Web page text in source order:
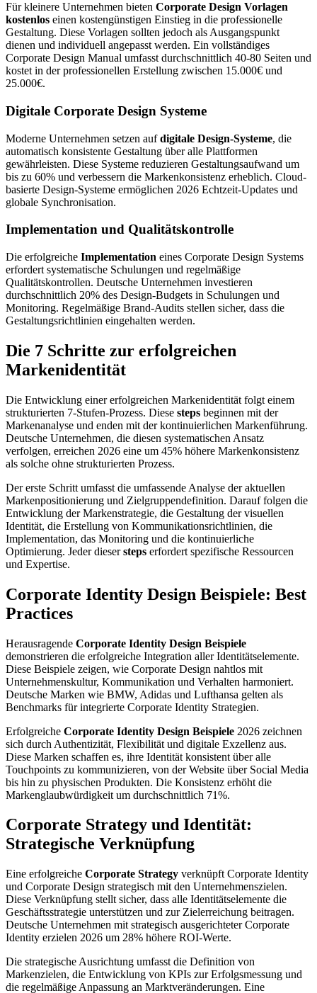
Für kleinere Unternehmen bieten Corporate Design Vorlagen
kostenlos einen kostengünstigen Einstieg in die professionelle
Gestaltung. Diese Vorlagen sollten jedoch als Ausgangspunkt
dienen und individuell angepasst werden. Ein vollständiges
Corporate Design Manual umfasst durchschnittlich 40-80 Seiten und
kostet in der professionellen Erstellung zwischen 15.000€ und
25.000€.
Digitale Corporate Design Systeme
Moderne Unternehmen setzen aufdigitale Design-Systeme, die
automatisch konsistente Gestaltung über alle Plattformen
gewährleisten. Diese Systeme reduzieren Gestaltungsaufwand um
bis zu 60% und verbessern die Markenkonsistenz erheblich. Cloud-
basierte Design-Systeme ermöglichen 2026 Echtzeit-Updates und
globale Synchronisation.
Implementation und Qualitätskontrolle
Die erfolgreiche Implementation eines Corporate Design Systems
erfordert systematische Schulungen und regelmäßige
Qualitätskontrollen. Deutsche Unternehmen investieren
durchschnittlich 20% des Design-Budgets in Schulungen und
Monitoring. Regelmäßige Brand-Audits stellen sicher, dass die
Gestaltungsrichtlinien eingehalten werden.
Die 7 Schritte zur erfolgreichen
Markenidentität
Die Entwicklung einer erfolgreichen Markenidentität folgt einem
strukturierten 7-Stufen-Prozess. Diese steps beginnen mit der
Markenanalyse und enden mit der kontinuierlichen Markenführung.
Deutsche Unternehmen, die diesen systematischen Ansatz
verfolgen, erreichen 2026 eine um 45% höhere Markenkonsistenz
als solche ohne strukturierten Prozess.
Der erste Schritt umfasst die umfassende Analyse der aktuellen
Markenpositionierung und Zielgruppendefinition. Darauf folgen die
Entwicklung der Markenstrategie, die Gestaltung der visuellen
Identität, die Erstellung von Kommunikationsrichtlinien, die
Implementation, das Monitoring und die kontinuierliche
Optimierung. Jeder diesersteps erfordert spezifische Ressourcen
und Expertise.
Corporate Identity Design Beispiele: Best
Practices
Herausragende Corporate Identity Design Beispiele
demonstrieren die erfolgreiche Integration aller Identitätselemente.
Diese Beispiele zeigen, wie Corporate Design nahtlos mit
Unternehmenskultur, Kommunikation und Verhalten harmoniert.
Deutsche Marken wie BMW, Adidas und Lufthansa gelten als
Benchmarks für integrierte Corporate Identity Strategien.
Erfolgreiche Corporate Identity Design Beispiele 2026 zeichnen
sich durch Authentizität, Flexibilität und digitale Exzellenz aus.
Diese Marken schaffen es, ihre Identität konsistent über alle
Touchpoints zu kommunizieren, von der Website über Social Media
bis hin zu physischen Produkten. Die Konsistenz erhöht die
Markenglaubwürdigkeit um durchschnittlich 71%.
Corporate Strategy und Identität:
Strategische Verknüpfung
Eine erfolgreiche Corporate Strategy verknüpft Corporate Identity
und Corporate Design strategisch mit den Unternehmenszielen.
Diese Verknüpfung stellt sicher, dass alle Identitätselemente die
Geschäftsstrategie unterstützen und zur Zielerreichung beitragen.
Deutsche Unternehmen mit strategisch ausgerichteter Corporate
Identity erzielen 2026 um 28% höhere ROI-Werte.
Die strategische Ausrichtung umfasst die Definition von
Markenzielen, die Entwicklung von KPIs zur Erfolgsmessung und
die regelmäßige Anpassung an Marktveränderungen. Eine